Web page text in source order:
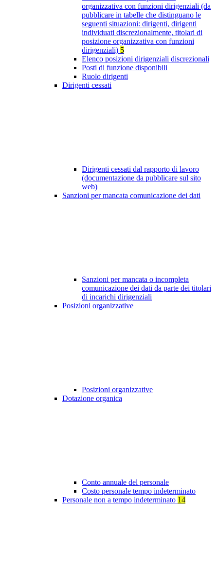
organizzativa con funzioni dirigenziali (da
pubblicare in tabelle che distinguano le
seguenti situazioni: dirigenti, dirigenti
individuati discrezionalmente, titolari di
posizione organizzativa con funzioni
dirigenziali) 5
Elenco posizioni dirigenziali discrezionali
Posti di funzione disponibili
Ruolo dirigenti
Dirigenti cessati
Dirigenti cessati dal rapporto di lavoro
(documentazione da pubblicare sul sito
web)
Sanzioni per mancata comunicazione dei dati
Sanzioni per mancata o incompleta
comunicazione dei dati da parte dei titolari
di incarichi dirigenziali
Posizioni organizzative
Posizioni organizzative
Dotazione organica
Conto annuale del personale
Costo personale tempo indeterminato
Personale non a tempo indeterminato 14